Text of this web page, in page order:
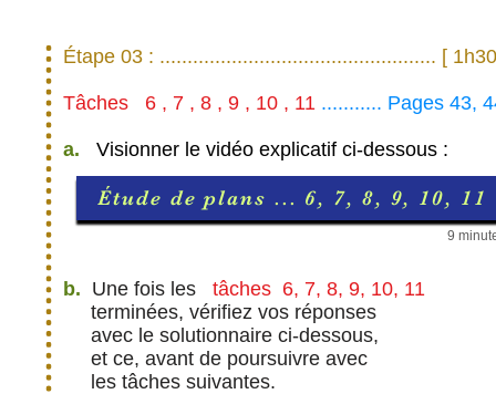
Étape 03 : .................................................. [
Tâches 6 , 7 , 8 , 9 , 10 , 11 ........... Pages 43,
a. Visionner le vidéo explicatif ci-dessous :
b. Une fois les tâches 6, 7, 8, 9, 10, 11
terminées, vérifiez vos réponses
avec le solutionnaire ci-dessous,
et ce, avant de poursuivre avec
les tâches suivantes.
Étude de plans ... 6, 7, 8, 9, 10, 11
9